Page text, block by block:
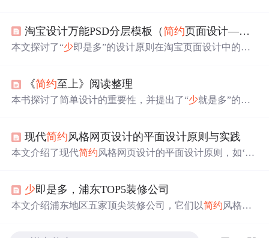
现技巧，助读者掌握“少即是多”的调酒艺术。
淘宝设计万能PSD分层模板（简约页面设计——
本文探讨了“少即是多”的设计原则在淘宝页面设计中的重
出，同时指出简约
设计不仅关乎视觉美观，还应注重细节
和品质，以避免内容空洞。
《简约至上》阅读整理
本书探讨了简单设计的重要性，并提出了“少就是多”的理
用。现代简约风格网页设计的平面设计原则与实践
本文介绍了现代简约风格网页设计的平面设计原则，如‘少
户体验。
少即是多，浦东TOP5装修公司
本文介绍浦东地区五家顶尖装修公司，它们以简约风格见